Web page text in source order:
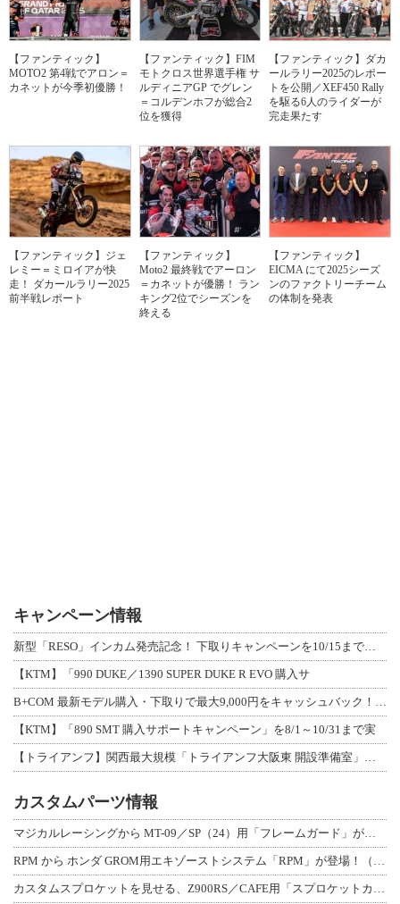
【ファンティック】
MOTO2 第4戦でアロン＝
カネットが今季初優勝！
【ファンティック】FIM
モトクロス世界選手権 サ
ルディニアGP でグレン
＝コルデンホフが総合2
位を獲得
【ファンティック】ダカ
ールラリー2025のレポー
トを公開／XEF450 Rally
を駆る6人のライダーが
完走果たす
【ファンティック】ジェ
レミー＝ミロイアが快
走！ ダカールラリー2025
前半戦レポート
【ファンティック】
Moto2 最終戦でアーロン
＝カネットが優勝！ ラン
キング2位でシーズンを
終える
【ファンティック】
EICMA にて2025シーズ
ンのファクトリーチーム
の体制を発表
キャンペーン情報
新型「RESO」インカム発売記念！ 下取りキャンペーンを10/15まで延長して開
【KTM】「990 DUKE／1390 SUPER DUKE R EVO 購入サ
B+COM 最新モデル購入・下取りで最大9,000円をキャッシュバック！「B+F
【KTM】「890 SMT 購入サポートキャンペーン」を8/1～10/31まで実
【トライアンフ】関西最大規模「トライアンフ大阪東 開設準備室」がオープン！ 限定
カスタムパーツ情報
マジカルレーシングから MT-09／SP（24）用「フレームガード」が登場！
RPM から ホンダ GROM用エキゾーストシステム「RPM」が登場！（動画あり
カスタムスプロケットを見せる、Z900RS／CAFE用「スプロケットカバーフルキ